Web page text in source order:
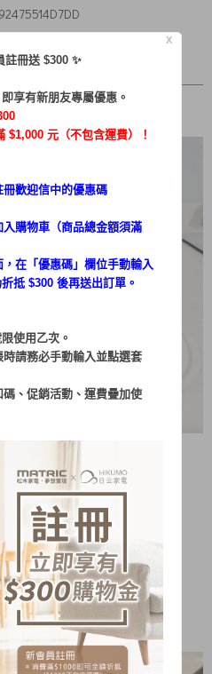
進去
理
子
不沾鍋設計
X
冊送 $300 ✨
享有新朋友專屬優惠。
$1,000 元（不包含運費）！
歡迎信中的優惠碼
購物車（商品總金額須滿
在「 優惠碼 」欄位手動輸入
抵 $300 後再送出訂單。
使用乙次。
請務必手動輸入並點選套
、促銷活動、運費疊加使